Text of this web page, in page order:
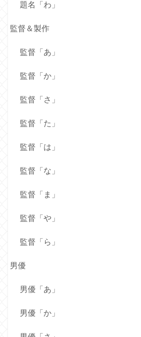
題名「わ」
監督＆製作
監督「あ」
監督「か」
監督「さ」
監督「た」
監督「は」
監督「な」
監督「ま」
監督「や」
監督「ら」
男優
男優「あ」
男優「か」